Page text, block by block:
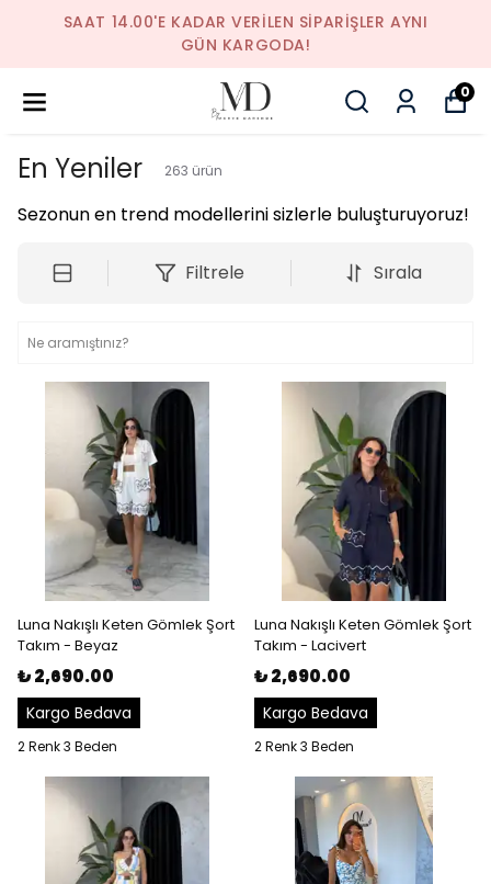
SAAT 14.00'E KADAR VERILEN SIPARIŞLER AYNI
GÜN KARGODA!
0
En Yeniler 263 ürün
Sezonun en trend modellerini sizlerle buluşturuyoruz!
Filtrele Sırala
Luna Nakışlı Keten Gömlek Şort
Takım - Beyaz
₺ 2,690.00
Kargo Bedava
2 Renk 3 Beden
Luna Nakışlı Keten Gömlek Şort
Takım - Lacivert
₺ 2,690.00
Kargo Bedava
2 Renk 3 Beden